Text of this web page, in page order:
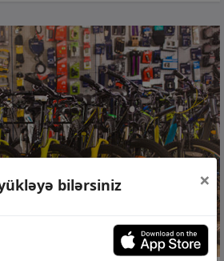
bilərsiniz ×